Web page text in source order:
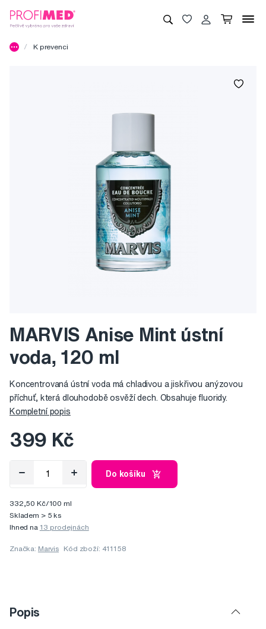
K prevenci
MARVIS Anise Mint ústní
voda, 120 ml
Koncentrovaná ústní voda má chladivou a jiskřivou anýzovou
příchuť, která dlouhodobě osvěží dech. Obsahuje fluoridy.
Kompletní popis
399 Kč
Do košíku
332,50 Kč/100 ml
Skladem > 5 ks
Ihned na 13 prodejnách
Značka: Marvis Kód zboží: 411158
Popis